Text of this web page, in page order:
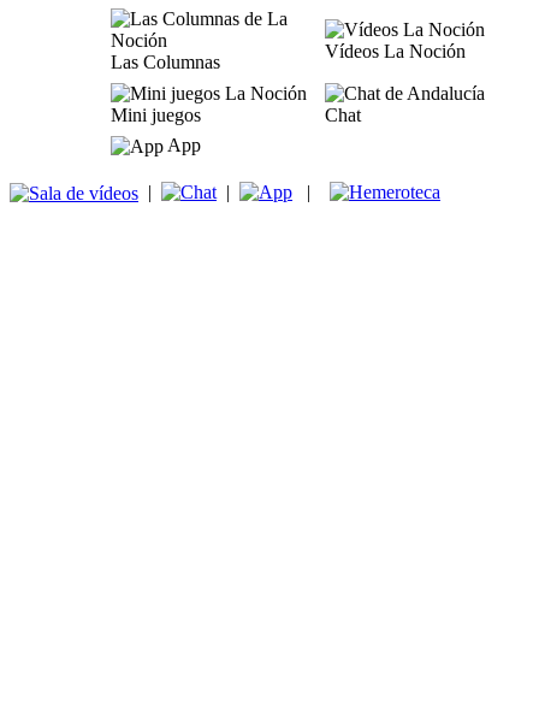
Las Columnas
Vídeos La Noción
Mini juegos
Chat
App
| | |